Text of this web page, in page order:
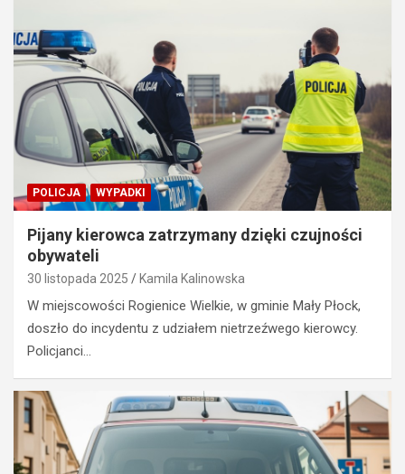
POLICJA WYPADKI
Pijany kierowca zatrzymany dzięki czujności
obywateli
30 listopada 2025 Kamila Kalinowska
W miejscowości Rogienice Wielkie, w gminie Mały Płock,
doszło do incydentu z udziałem nietrzeźwego kierowcy.
Policjanci…